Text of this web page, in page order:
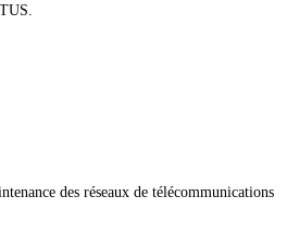
des réseaux de télécommunications